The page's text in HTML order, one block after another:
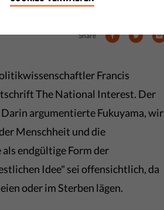
Share
Francis
The National Interest. Der
argumentierte Fukuyama, wir
Menschheit und die
endgültige Form der
Idee" sei offensichtlich, da
oder im Sterben lägen.